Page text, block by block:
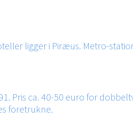
ligger i Piræus. Metro-
Pris ca. 40-50 euro for
foretrukne.